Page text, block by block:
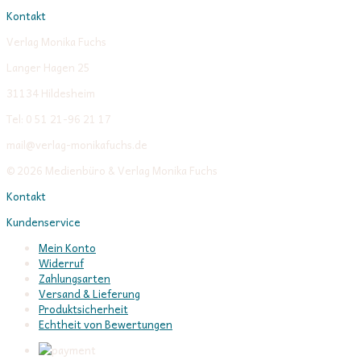
Kontakt
Verlag Monika Fuchs
Langer Hagen 25
31134 Hildesheim
Tel: 0 51 21-96 21 17
mail@verlag-monikafuchs.de
© 2026 Medienbüro & Verlag Monika Fuchs
Kontakt
Kundenservice
Mein Konto
Widerruf
Zahlungsarten
Versand & Lieferung
Produktsicherheit
Echtheit von Bewertungen